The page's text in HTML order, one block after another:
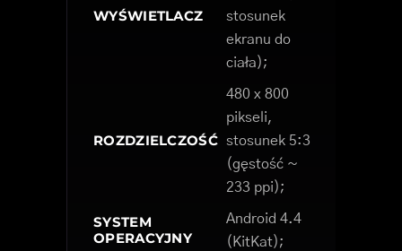
WYŚWIETLACZ
stosunek
ekranu do
ciała);
ROZDZIELCZOŚĆ
480 x 800
pikseli,
stosunek 5:3
(gęstość ~
233 ppi);
SYSTEM
OPERACYJNY
Android 4.4
(KitKat);